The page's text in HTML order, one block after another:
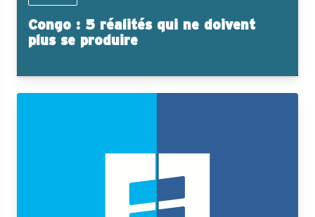
Congo : 5 réalités qui ne doivent
plus se produire